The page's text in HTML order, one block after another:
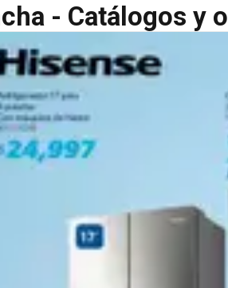
- Catálogos y